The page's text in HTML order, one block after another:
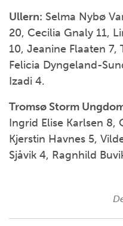
Ullern: Selma Nybø
20, Cecilia Gnaly 11,
10, Jeanine Flaaten 7,
Felicia Dyngeland-
Izadi 4.
Tromsø Storm
Ingrid Elise Karlsen 8,
Kjerstin Havnes 5,
Sjåvik 4, Ragnhild